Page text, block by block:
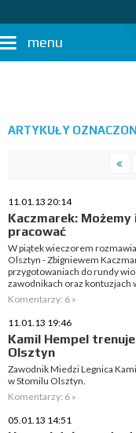
menu
ARTYKUŁY
11.01.13 20:14
Kaczmarek:
pracować
W piątek wieczorem
Olsztyn - Zbigniewem
przygotowaniach do rundy
zawodnikach oraz kontuzjach
Komentarzy: 6 »
11.01.13 19:46
Kamil Hempel
Olsztyn
Zawodnik Miedzi Legnica
w Stomilu Olsztyn.
Komentarzy: 6 »
05.01.13 14:51